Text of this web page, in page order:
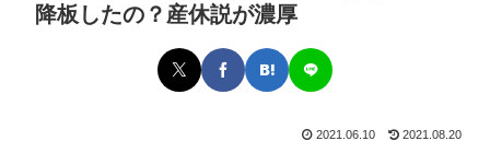
降板したの？産休説が濃厚
2021.06.10 2021.08.20